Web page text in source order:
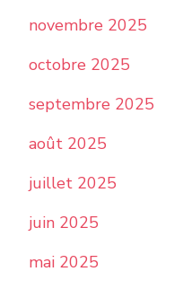
novembre 2025
octobre 2025
septembre 2025
août 2025
juillet 2025
juin 2025
mai 2025